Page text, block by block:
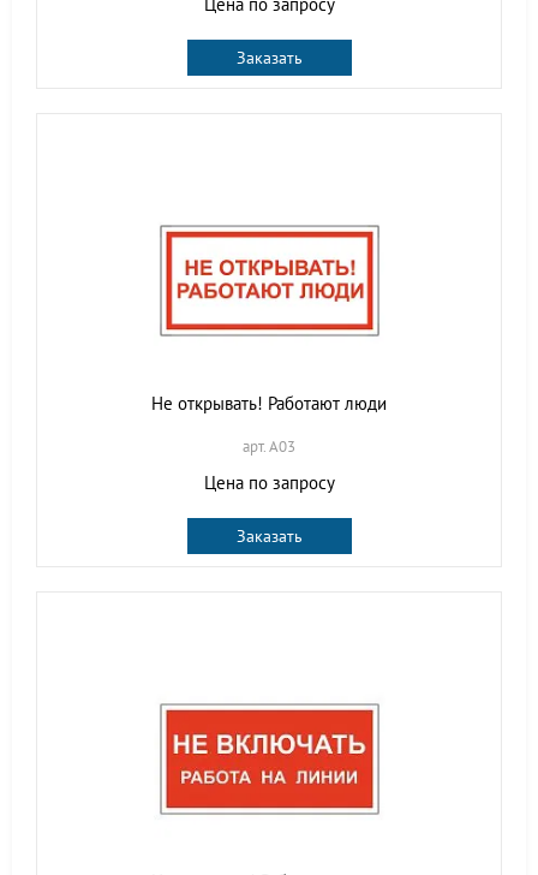
Заказать
Не открывать! Работают люди
арт. A03
Цена по запросу
Заказать